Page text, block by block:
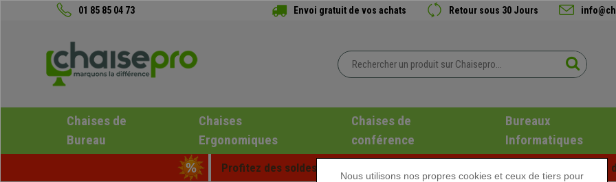
01 85 85 04 73 Envoi gratuit de vos achats Retour sous 30 Jours
Chaises de
Bureau
Chaises
Ergonomiques
Chaises de
conférence
Bureaux
Informatiques
Profitez des soldes d'été chez Chaisepro ! Des réductions exclusives pour une
Nous utilisons nos propres cookies et ceux de tiers pour